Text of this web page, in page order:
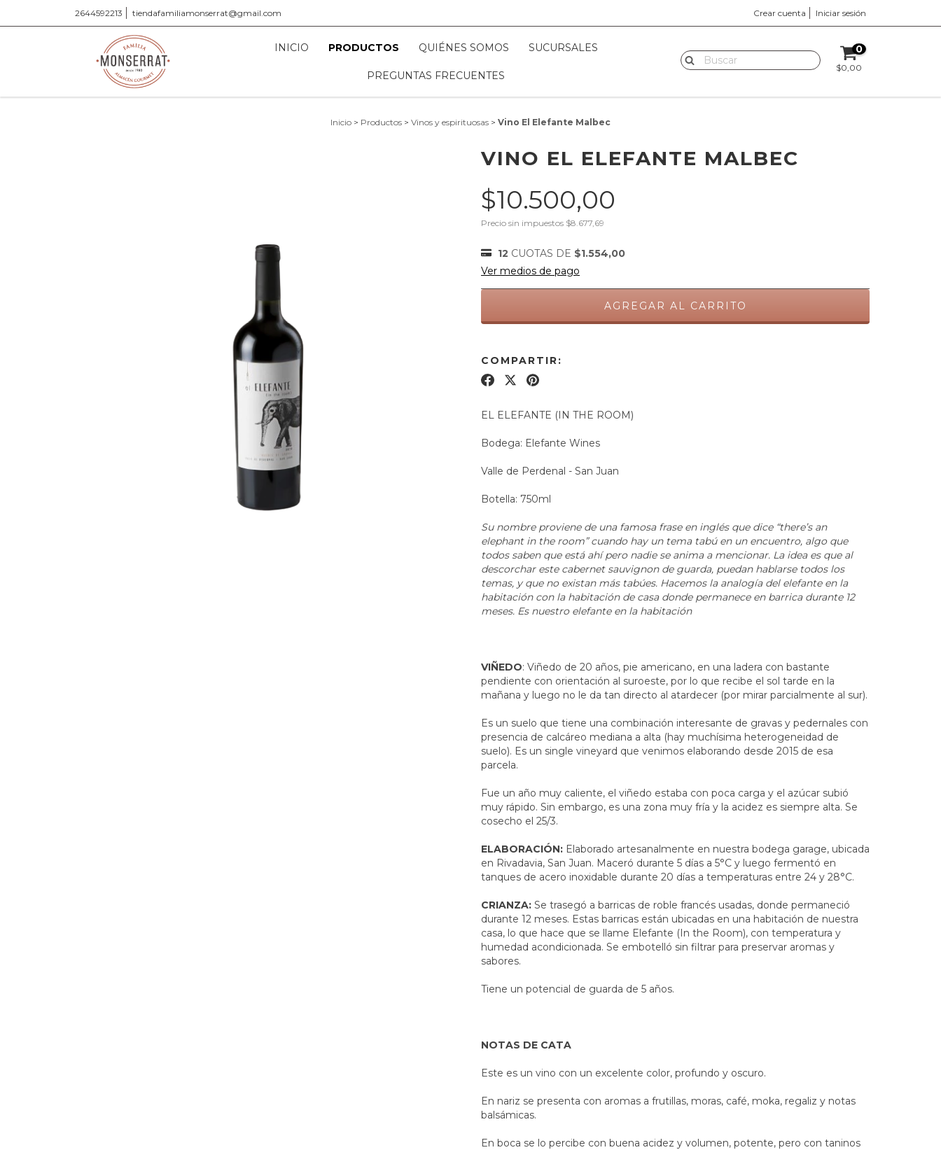
2644592213 tiendafamiliamonserrat@gmail.com Crear cuenta Iniciar sesión
INICIO PRODUCTOS QUIÉNES SOMOS SUCURSALES
PREGUNTAS FRECUENTES
0
$0,00
Inicio > Productos > Vinos y espirituosas > Vino El Elefante Malbec
VINO EL ELEFANTE MALBEC
$10.500,00
Precio sin impuestos $8.677,69
12 CUOTAS DE $1.554,00
Ver medios de pago
COMPARTIR:
EL ELEFANTE (IN THE ROOM)
Bodega: Elefante Wines
Valle de Perdenal - San Juan
Botella: 750ml
Su nombre proviene de una famosa frase en inglés que dice “there’s an
elephant in the room” cuando hay un tema tabú en un encuentro, algo que
todos saben que está ahí pero nadie se anima a mencionar. La idea es que al
descorchar este cabernet sauvignon de guarda, puedan hablarse todos los
temas, y que no existan más tabúes. Hacemos la analogía del elefante en la
habitación con la habitación de casa donde permanece en barrica durante 12
meses. Es nuestro elefante en la habitación
VIÑEDO: Viñedo de 20 años, pie americano, en una ladera con bastante
pendiente con orientación al suroeste, por lo que recibe el sol tarde en la
mañana y luego no le da tan directo al atardecer (por mirar parcialmente al sur).
Es un suelo que tiene una combinación interesante de gravas y pedernales con
presencia de calcáreo mediana a alta (hay muchísima heterogeneidad de
suelo). Es un single vineyard que venimos elaborando desde 2015 de esa
parcela.
Fue un año muy caliente, el viñedo estaba con poca carga y el azúcar subió
muy rápido. Sin embargo, es una zona muy fría y la acidez es siempre alta. Se
cosecho el 25/3.
ELABORACIÓN: Elaborado artesanalmente en nuestra bodega garage, ubicada
en Rivadavia, San Juan. Maceró durante 5 días a 5°C y luego fermentó en
tanques de acero inoxidable durante 20 días a temperaturas entre 24 y 28°C.
CRIANZA: Se trasegó a barricas de roble francés usadas, donde permaneció
durante 12 meses. Estas barricas están ubicadas en una habitación de nuestra
casa, lo que hace que se llame Elefante (In the Room), con temperatura y
humedad acondicionada. Se embotelló sin filtrar para preservar aromas y
sabores.
Tiene un potencial de guarda de 5 años.
NOTAS DE CATA
Este es un vino con un excelente color, profundo y oscuro.
En nariz se presenta con aromas a frutillas, moras, café, moka, regaliz y notas
balsámicas.
En boca se lo percibe con buena acidez y volumen, potente, pero con taninos